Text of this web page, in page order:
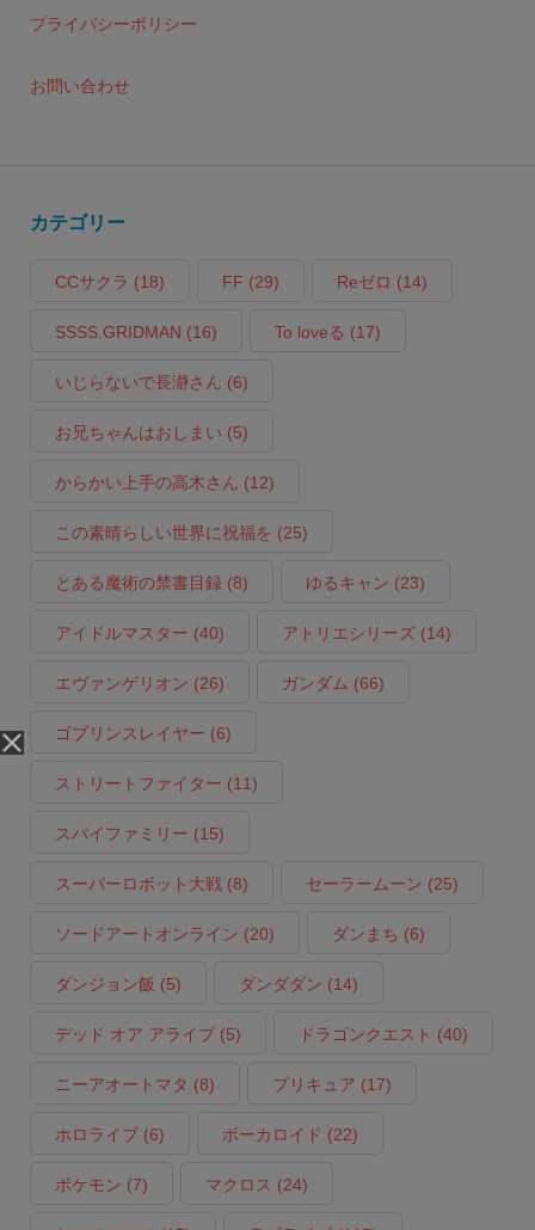
プライバシーポリシー
お問い合わせ
カテゴリー
CCサクラ (18) FF (29) Reゼロ (14)
SSSS.GRIDMAN (16) To loveる (17)
いじらないで長瀞さん (6)
お兄ちゃんはおしまい (5)
からかい上手の高木さん (12)
この素晴らしい世界に祝福を (25)
とある魔術の禁書目録 (8) ゆるキャン (23)
アイドルマスター (40) アトリエシリーズ(14)
エヴァンゲリオン (26) ガンダム (66)
ゴブリンスレイヤー (6)
ストリートファイター (11)
スパイファミリー (15)
スーパーロボット大戦(8) セーラームーン (25)
ソードアートオンライン (20) ダンまち (6)
ダンジョン飯 (5) ダンダダン (14)
デッド オア アライブ(5) ドラゴンクエスト (40)
ニーアオートマタ (8) プリキュア (17)
ホロライブ(6) ボーカロイド (22)
ポケモン (7) マクロス (24)